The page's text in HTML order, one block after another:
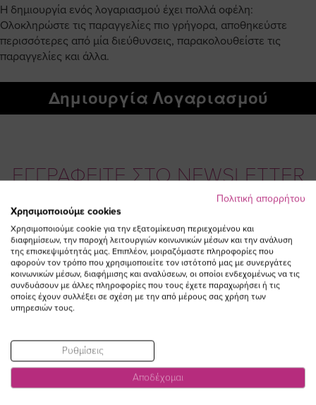
Η δημιουργία ενός λογαριασμού έχει πολλά οφέλη:
Ολοκληρώστε τις παραγγελίες πιο γρήγορα, αποθηκεύστε
περισσότερες από μία διεύθυνσεις, παρακολουθείστε τις
παραγγελίες και άλλα.
Δημιουργία Λογαριασμού
ΕΓΓΡΑΦΕΙΤΕ ΣΤΟ NEWSLETTER
Email
Συμφωνώ με τουςΌρους Χρήσης
VisitVisitVisitVisit
Πολιτική απορρήτου
Χρησιμοποιούμε cookies
Χρησιμοποιούμε cookie για την εξατομίκευση περιεχομένου και
διαφημίσεων, την παροχή λειτουργιών κοινωνικών μέσων και την ανάλυση
της επισκεψιμότητάς μας. Επιπλέον, μοιραζόμαστε πληροφορίες που
αφορούν τον τρόπο που χρησιμοποιείτε τον ιστότοπό μας με συνεργάτες
κοινωνικών μέσων, διαφήμισης και αναλύσεων, οι οποίοι ενδεχομένως να τις
συνδυάσουν με άλλες πληροφορίες που τους έχετε παραχωρήσει ή τις
οποίες έχουν συλλέξει σε σχέση με την από μέρους σας χρήση των
υπηρεσιών τους.
Ρυθμίσεις
Αποδέχομαι